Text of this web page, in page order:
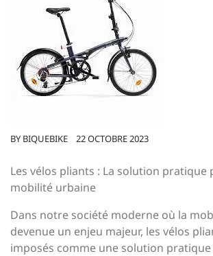
BY BIQUEBIKE 22 OCTOBRE 2023
Les vélos pliants : La solution pratique
mobilité urbaine
Dans notre société moderne où la
devenue un enjeu majeur, les vélos
imposés comme une solution